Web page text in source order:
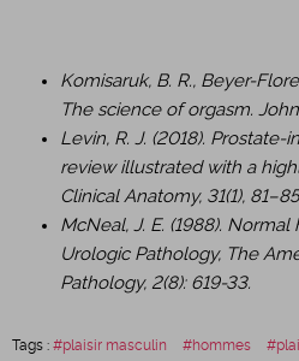
Komisaruk, B. R., Beyer-
The science of orgasm.
Levin, R. J. (2018).
review illustrated with a
Clinical Anatomy, 31(1),
McNeal, J. E. (1988).
Urologic Pathology, The
Pathology, 2(8): 619-33.
Tags : plaisir masculin hommes